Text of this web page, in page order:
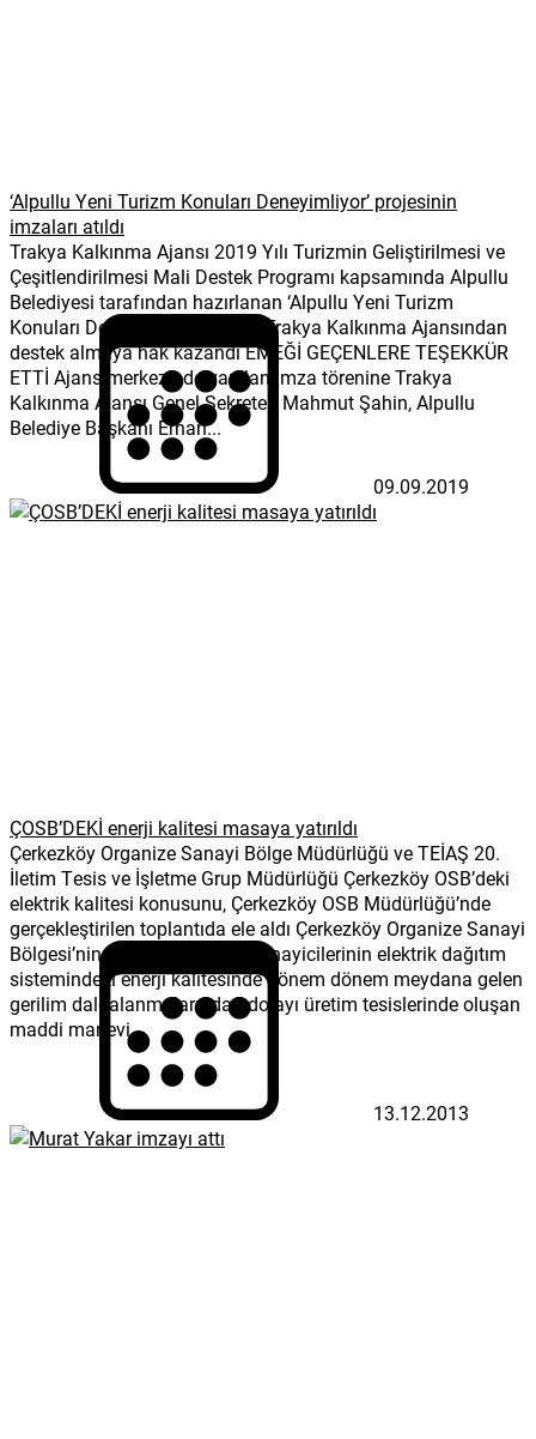
‘Alpullu Yeni Turizm Konuları Deneyimliyor’ projesinin
imzaları atıldı
Trakya Kalkınma Ajansı 2019 Yılı Turizmin Geliştirilmesi ve
Çeşitlendirilmesi Mali Destek Programı kapsamında Alpullu
Belediyesi tarafından hazırlanan ‘Alpullu Yeni Turizm
Konuları Deneyimliyor’ projesi Trakya Kalkınma Ajansından
destek almaya hak kazandı EMEĞİ GEÇENLERE TEŞEKKÜR
ETTİ Ajans merkezinde yapılan imza törenine Trakya
Kalkınma Ajansı Genel Sekreteri Mahmut Şahin, Alpullu
Belediye Başkanı Erhan...
09.09.2019
ÇOSB’DEKİ enerji kalitesi masaya yatırıldı
Çerkezköy Organize Sanayi Bölge Müdürlüğü ve TEİAŞ 20.
İletim Tesis ve İşletme Grup Müdürlüğü Çerkezköy OSB’deki
elektrik kalitesi konusunu, Çerkezköy OSB Müdürlüğü’nde
gerçekleştirilen toplantıda ele aldı Çerkezköy Organize Sanayi
Bölgesi’nin (ÇOSB) katılımcı sanayicilerinin elektrik dağıtım
sistemindeki enerji kalitesinde dönem dönem meydana gelen
gerilim dalgalanmalarından dolayı üretim tesislerinde oluşan
maddi manevi...
13.12.2013